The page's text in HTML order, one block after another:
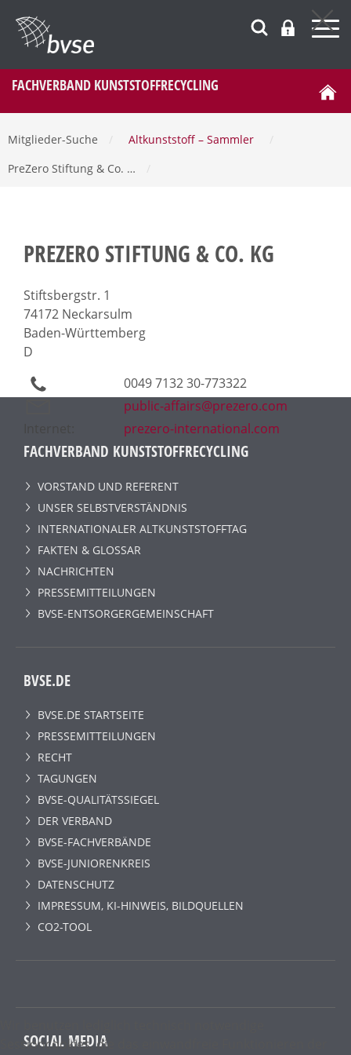
FACHVERBAND KUNSTSTOFFRECYCLING
Mitglieder-Suche Altkunststoff – Sammler
PreZero Stiftung & Co. …
PREZERO STIFTUNG & CO. KG
Stiftsbergstr. 1
74172 Neckarsulm
Baden-Württemberg
D
0049 7132 30-773322
public-affairs@prezero.com
prezero-international.com
FACHVERBAND KUNSTSTOFFRECYCLING
VORSTAND UND REFERENT
UNSER SELBSTVERSTÄNDNIS
INTERNATIONALER ALTKUNSTSTOFFTAG
FAKTEN & GLOSSAR
NACHRICHTEN
PRESSEMITTEILUNGEN
BVSE-ENTSORGERGEMEINSCHAFT
BVSE.DE
BVSE.DE STARTSEITE
PRESSEMITTEILUNGEN
RECHT
TAGUNGEN
BVSE-QUALITÄTSSIEGEL
DER VERBAND
BVSE-FACHVERBÄNDE
BVSE-JUNIORENKREIS
DATENSCHUTZ
IMPRESSUM, KI-HINWEIS, BILDQUELLEN
CO2-TOOL
SOCIAL MEDIA
Sessioncookies, die das einwandfreie Funktionieren der